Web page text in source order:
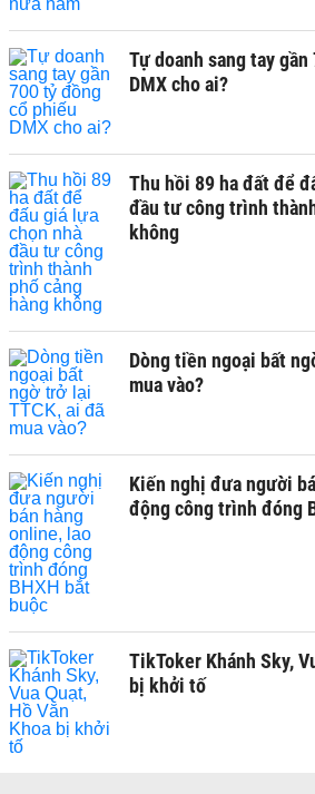
Tự doanh sang tay
DMX cho ai?
Thu hồi 89 ha đất để
đầu tư công trình
không
Dòng tiền ngoại bất
mua vào?
Kiến nghị đưa người
động công trình đóng
TikToker Khánh Sky,
bị khởi tố